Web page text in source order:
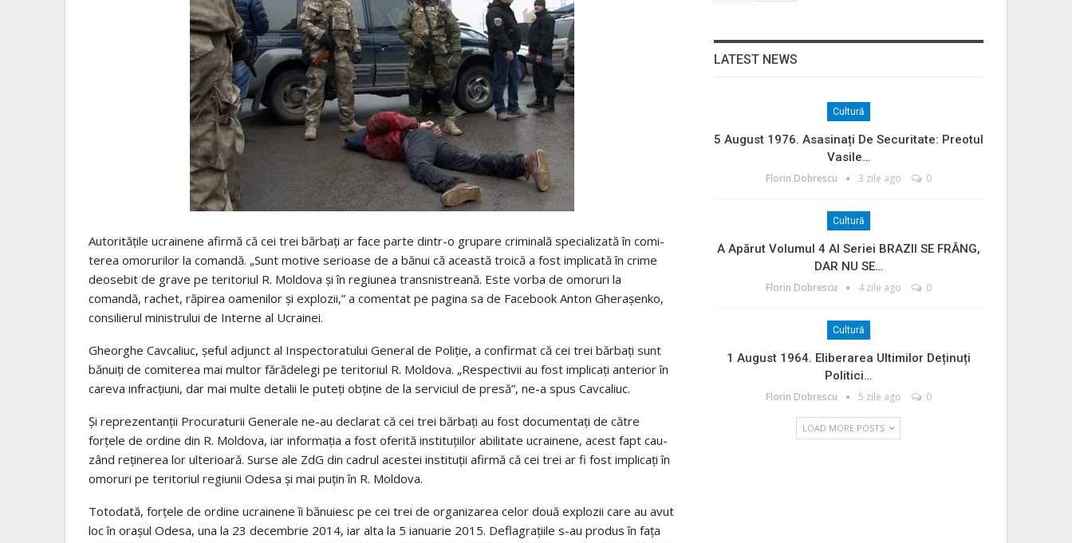
Auto­ri­tă­ţile ucrai­nene afirmă că cei trei băr­baţi ar face parte dintr-o gru­pare cri­mi­nală spe­cia­li­zată în comi­
te­rea omo­ru­ri­lor la comandă. „Sunt motive seri­oase de a bănui că această tro­ică a fost impli­cată în crime
deo­se­bit de grave pe teri­to­riul R. Mol­dova şi în regiu­nea trans­nis­treană. Este vorba de omo­ruri la
comandă, rachet, răpi­rea oame­ni­lor şi explo­zii,” a comen­tat pe pagina sa de Face­book Anton Ghe­ra­şenko,
con­si­li­e­rul minis­tru­lui de Interne al Ucrai­nei.
Ghe­or­ghe Cav­ca­liuc, şeful adjunct al Inspec­to­ra­tu­lui Gene­ral de Poli­ţie, a con­fir­mat că cei trei băr­baţi sunt
bănu­iţi de comi­te­rea mai mul­tor fără­de­legi pe teri­to­riul R. Mol­dova. „Res­pec­ti­vii au fost impli­caţi ante­rior în
careva infra­cţiuni, dar mai multe deta­lii le puteţi obţine de la ser­vi­ciul de presă”, ne-a spus Cav­ca­liuc.
Și repre­zen­tanţii Pro­cu­ra­tu­rii Gene­rale ne-au decla­rat că cei trei băr­baţi au fost docu­men­taţi de către
forţele de ordine din R. Mol­dova, iar infor­ma­ţia a fost ofe­rită insti­tu­ţi­i­lor abi­li­tate ucrai­nene, acest fapt cau­
zând reţi­ne­rea lor ulte­ri­oară. Surse ale ZdG din cadrul aces­tei insti­tu­ţii afirmă că cei trei ar fi fost impli­caţi în
omo­ruri pe teri­to­riul regiu­nii Odesa şi mai puţin în R. Mol­dova.
Tot­o­dată, forţele de ordine ucrai­nene îi bănu­iesc pe cei trei de orga­ni­za­rea celor două explo­zii care au avut
loc în ora­şul Odesa, una la 23 decem­brie 2014, iar alta la 5 ianu­a­rie 2015. Defla­gra­ţi­ile s-au pro­dus în faţa
LATEST NEWS
Cultură
5 August 1976. Asasinați De Securitate: Preotul
Vasile…
Florin Dobrescu 3 zile ago 0
Cultură
A Apărut Volumul 4 Al Seriei BRAZII SE FRÂNG,
DAR NU SE…
Florin Dobrescu 4 zile ago 0
Cultură
1 August 1964. Eliberarea Ultimilor Deținuți
Politici…
Florin Dobrescu 5 zile ago 0
LOAD MORE POSTS